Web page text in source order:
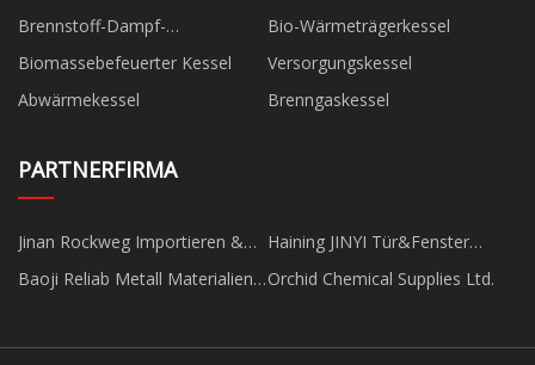
Brennstoff-Dampf-
Heißwasserkessel
Bio-Wärmeträgerkessel
Biomassebefeuerter Kessel
Versorgungskessel
Abwärmekessel
Brenngaskessel
PARTNERFIRMA
Jinan Rockweg Importieren &
Export Co., GmbH.
Haining JINYI Tür&Fenster
Zubehör Co, Ltd
Baoji Reliab Metall Materialien
Orchid Chemical Supplies Ltd.